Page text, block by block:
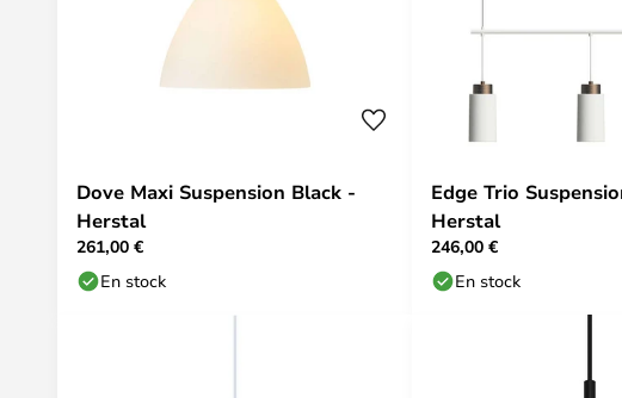
Dove Maxi Suspension Black -
Herstal
261,00 €
En stock
Edge Trio
Herstal
246,00 €
En stock